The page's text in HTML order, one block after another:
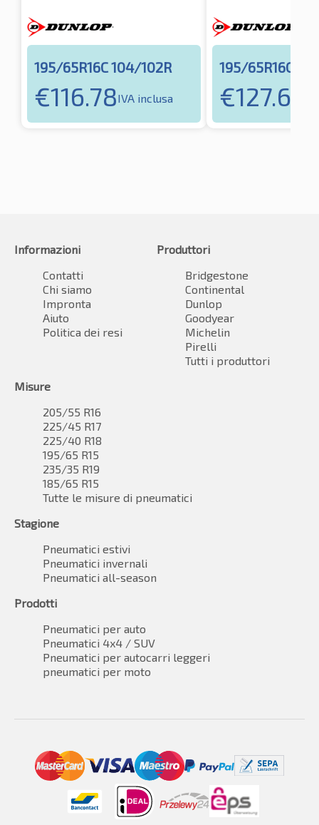
195/65R16C 104/102R
€116.78IVA inclusa
195/65R16C
€127.67
Informazioni
Contatti
Chi siamo
Impronta
Aiuto
Politica dei resi
Produttori
Bridgestone
Continental
Dunlop
Goodyear
Michelin
Pirelli
Tutti i produttori
Misure
205/55 R16
225/45 R17
225/40 R18
195/65 R15
235/35 R19
185/65 R15
Tutte le misure di pneumatici
Stagione
Pneumatici estivi
Pneumatici invernali
Pneumatici all-season
Prodotti
Pneumatici per auto
Pneumatici 4x4 / SUV
Pneumatici per autocarri leggeri
pneumatici per moto